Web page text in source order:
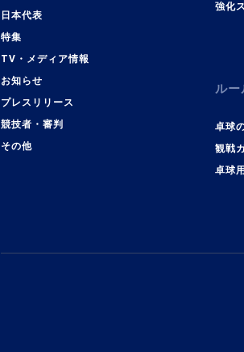
日本代表
特集
TV・メディア情報
お知らせ
プレスリリース
競技者・審判
その他
強化
ルー
卓球
観戦
卓球